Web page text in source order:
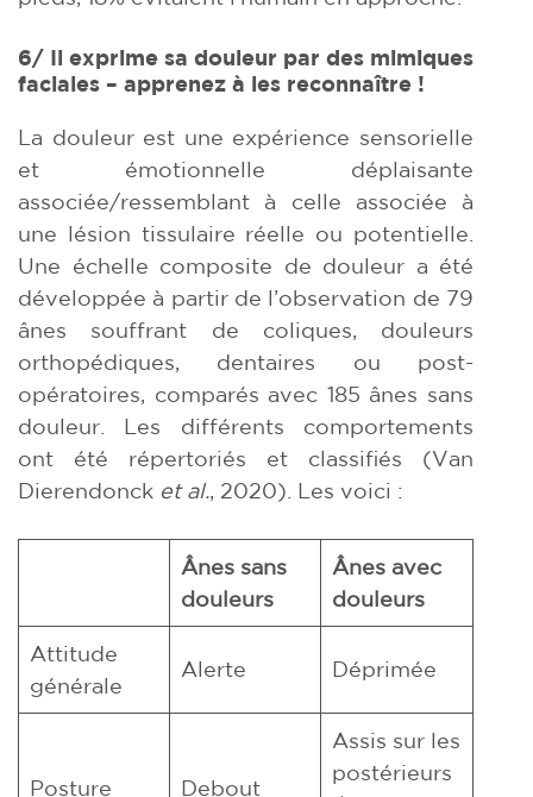
6/ Il exprime sa douleur par des mimiques
faciales – apprenez à les reconnaître !
La douleur est une expérience sensorielle
et émotionnelle déplaisante
associée/ressemblant à celle associée à
une lésion tissulaire réelle ou potentielle.
Une échelle composite de douleur a été
développée à partir de l’observation de 79
ânes souffrant de coliques, douleurs
orthopédiques, dentaires ou post-
opératoires, comparés avec 185 ânes sans
douleur. Les différents comportements
ont été répertoriés et classifiés (Van
Dierendonck et al., 2020). Les voici :
Ânes sans
douleurs
Ânes avec
douleurs
Attitude
générale
Alerte Déprimée
Posture Debout
Assis sur les
postérieurs